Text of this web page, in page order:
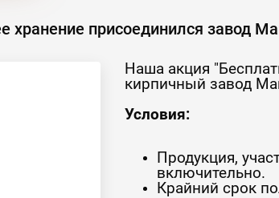
хранение присоединился завод
Наша акция
кирпичный завод
Условия:
Продукция,
включительно.
Крайний срок